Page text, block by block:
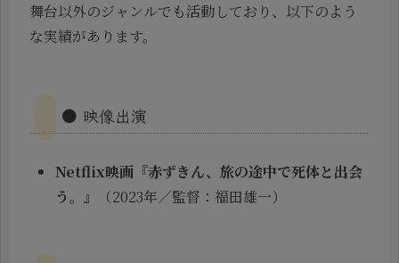
舞台以外のジャンルでも活動しており、以下のよう
な実績があります。
● 映像出演
Netflix映画『赤ずきん、旅の途中で死体と出会
う。』
（2023年／監督：福田雄一）